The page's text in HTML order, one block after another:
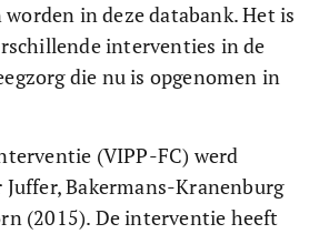
in deze databank. Het is
interventies in de
die nu is opgenomen in
(VIPP-FC) werd
Bakermans-Kranenburg
(2015). De interventie heeft